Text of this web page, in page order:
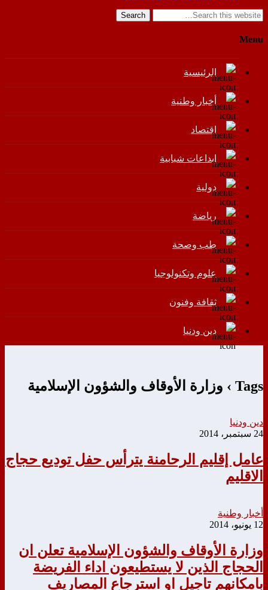
Search
Menu
الرئيسية
أخبار وطنية
اقتصاد
إبداعات شبابية
دولية
رياضة
طب وصحة
علوم وتكنولوجيا
ثقافة وفنون
دين ودنيا
Tags › وزارة الأوقاف والشؤون الإسلامية
دين ودنيا
24 سبتمبر، 2014
عامل إقليم الرحامنة يترأس حفل توديع حجاج
الاقليم
أخبار وطنية
12 يونيو، 2014
وزارة الأوقاف والشؤون الإسلامية تعلن ان
الحجاج الذين لا يستطيعون اداء الفريضة
بامكانهم تاجيل او استرجاع المصاريف